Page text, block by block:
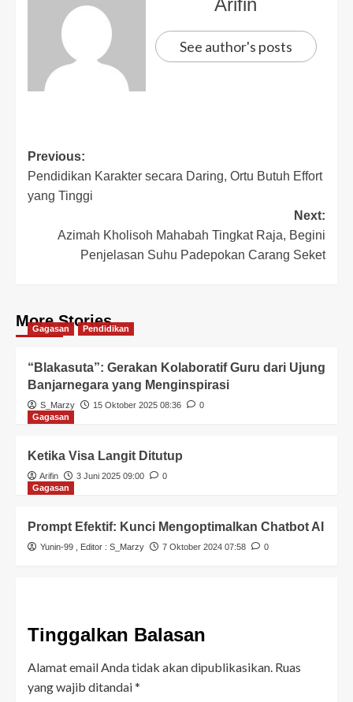
Arifin
See author's posts
Previous:
Pendidikan Karakter secara Daring, Ortu Butuh Effort
yang Tinggi
Next:
Azimah Kholisoh Mahabah Tingkat Raja, Begini
Penjelasan Suhu Padepokan Carang Seket
More Stories
Gagasan Pendidikan
“Blakasuta”: Gerakan Kolaboratif Guru dari Ujung
Banjarnegara yang Menginspirasi
S_Marzy 15 Oktober 2025 08:36
0
Gagasan
Ketika Visa Langit Ditutup
Arifin 3 Juni 2025 09:00
0
Gagasan
Prompt Efektif: Kunci Mengoptimalkan Chatbot AI
Yunin-99 , Editor : S_Marzy 7 Oktober 2024 07:58 0
Tinggalkan Balasan
Alamat email Anda tidak akan dipublikasikan. Ruas
yang wajib ditandai*